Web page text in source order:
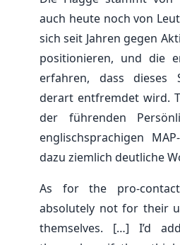
auch heute noch von
sich seit Jahren gegen
positionieren, und die
erfahren, dass dieses
derart entfremdet wird.
der führenden
englischsprachigen
dazu ziemlich deutliche
As for the pro-
absolutely not for their
themselves. […] I’d